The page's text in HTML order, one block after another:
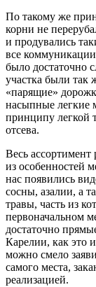
По такому же
корни не
и продувались
все
было достаточно
участка были так
«парящие»
насыпные легкие
принципу легкой
отсева.
Весь ассортимент
из особенностей
нас появились
сосны, азалии, а
травы, часть из
первоначальном
достаточно
Карелии, как это
можно смело
самого места,
реализацией.